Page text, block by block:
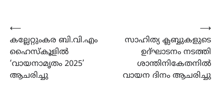
Post
navigation
⟵
കല്ലേറ്റുംകര ബി.വി.എം
ഹൈസ്കൂളിൽ
‘വായനാമൃതം 2025’
ആചരിച്ചു
സാഹിത്യ ക്ലബ്ബുകളുടെ
ഉദ്ഘാടനം നടത്തി
ശാന്തിനികേതനിൽ
വായന ദിനം ആചരിച്ചു
⟶